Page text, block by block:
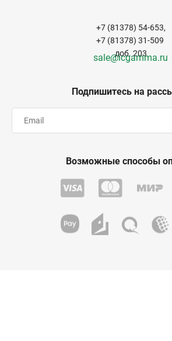
Подпишитесь на
+7 (81378) 54-653,
+7 (81378) 31-509
доб. 203
sale@icgamma.ru
Возможные способы